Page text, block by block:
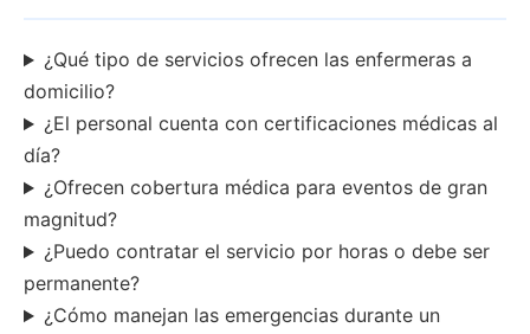
¿Qué tipo de servicios ofrecen las enfermeras a
domicilio?
¿El personal cuenta con certificaciones médicas al
día?
¿Ofrecen cobertura médica para eventos de gran
magnitud?
¿Puedo contratar el servicio por horas o debe ser
permanente?
¿Cómo manejan las emergencias durante un